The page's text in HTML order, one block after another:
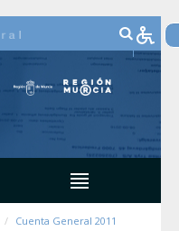
Cuenta General 2011